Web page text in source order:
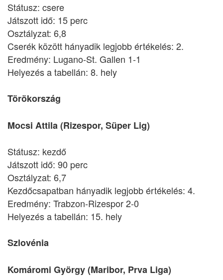
Státusz: csere
Játszott idő: 15 perc
Osztályzat: 6,8
Cserék között hányadik legjobb értékelés: 2.
Eredmény: Lugano-St. Gallen 1-1
Helyezés a tabellán: 8. hely
Törökország
Mocsi Attila (Rizespor, Süper Lig)
Státusz: kezdő
Játszott idő: 90 perc
Osztályzat: 6,7
Kezdőcsapatban hányadik legjobb értékelés: 4.
Eredmény: Trabzon-Rizespor 2-0
Helyezés a tabellán: 15. hely
Szlovénia
Komáromi György (Maribor, Prva Liga)